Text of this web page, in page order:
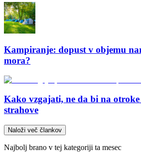
Kampiranje: dopust v objemu
mora?
Kako vzgajati, ne da bi na otroke
strahove
Naloži več člankov
Najbolj brano v tej kategoriji ta mesec